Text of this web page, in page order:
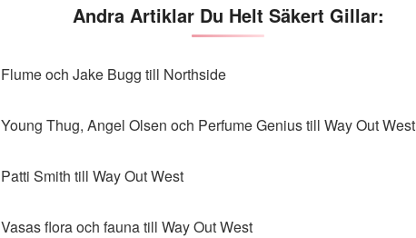
Andra Artiklar Du Helt Säkert Gillar:
Flume och Jake Bugg till Northside
Young Thug, Angel Olsen och Perfume Genius till Way Out West
Patti Smith till Way Out West
Vasas flora och fauna till Way Out West